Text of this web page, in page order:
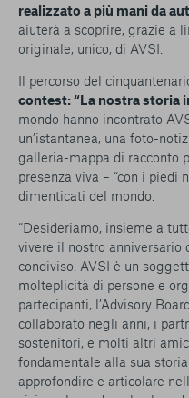
realizzato a più mani da
aiuterà a scoprire, grazie a
originale, unico, di AVSI.
Il percorso del
contest: “La nostra storia
mondo hanno incontrato
un’istantanea, una foto-
galleria-mappa di racconto
presenza viva – “con i piedi
dimenticati del mondo.
“Desideriamo, insieme a
vivere il nostro anniversario
condiviso. AVSI è un
molteplicità di persone e
partecipanti, l’Advisory
collaborato negli anni, i
sostenitori, e molti altri
fondamentale alla sua
approfondire e articolare